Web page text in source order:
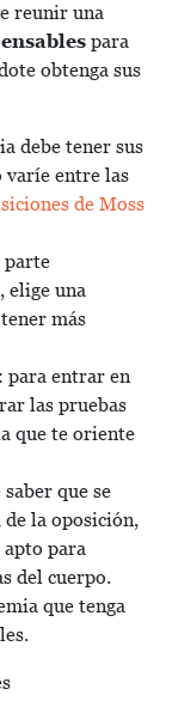
reunir una
para
obtenga sus
debe tener sus
varíe entre las
de Moss
parte
elige una
más
: para entrar en
las pruebas
que te oriente
que se
la oposición,
para
del cuerpo.
que tenga